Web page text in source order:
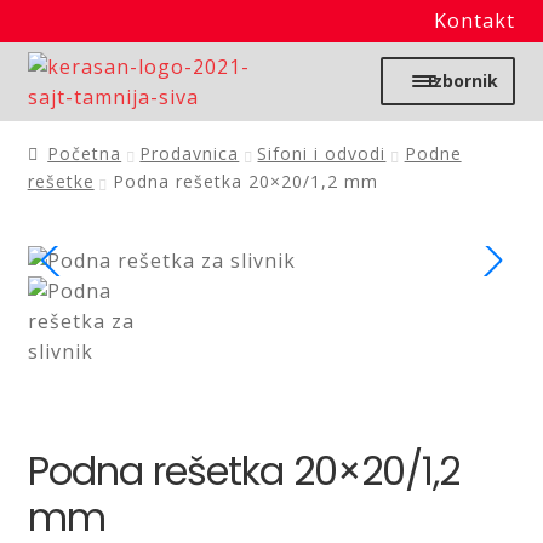
Kontakt
Preskoči
na
navigaciju
Skoči
na
sadržaj
Izbornik
Početna
Prodavnica
Izdvajamo
Granitne sudopere
Kupatilska galanterija
Početna Prodavnica Sifoni i odvodi
Podne
rešetke
Podna rešetka 20×20/1,2 mm
Podna rešetka 20×20/1,2
mm